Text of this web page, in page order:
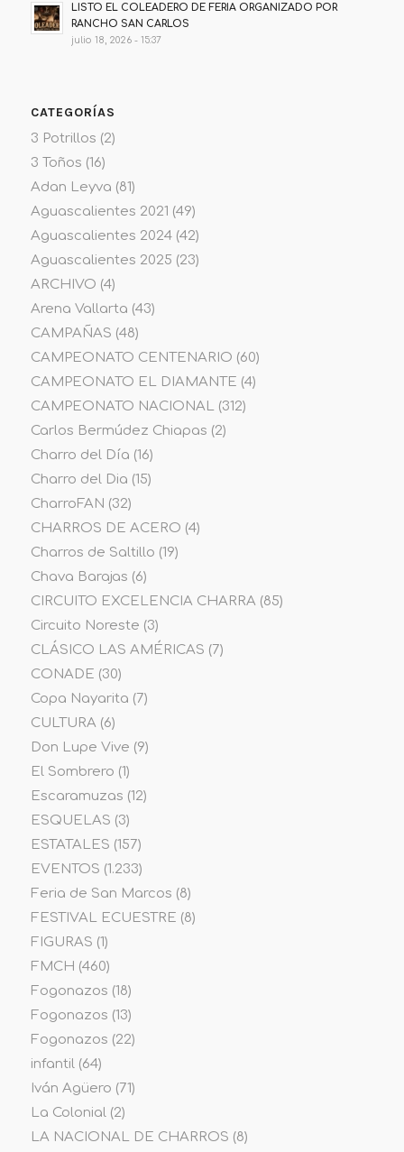
LISTO EL COLEADERO DE FERIA ORGANIZADO POR
RANCHO SAN CARLOS
julio 18, 2026 - 15:37
CATEGORÍAS
3 Potrillos (2)
3 Toños (16)
Adan Leyva (81)
Aguascalientes 2021 (49)
Aguascalientes 2024(42)
Aguascalientes 2025 (23)
ARCHIVO (4)
Arena Vallarta (43)
CAMPAÑAS (48)
CAMPEONATO CENTENARIO (60)
CAMPEONATO EL DIAMANTE (4)
CAMPEONATO NACIONAL(312)
Carlos Bermúdez Chiapas (2)
Charro del Día (16)
Charro del Dia (15)
CharroFAN (32)
CHARROS DE ACERO (4)
Charros de Saltillo (19)
Chava Barajas (6)
CIRCUITO EXCELENCIA CHARRA(85)
Circuito Noreste (3)
CLÁSICO LAS AMÉRICAS (7)
CONADE (30)
Copa Nayarita (7)
CULTURA(6)
Don Lupe Vive (9)
El Sombrero (1)
Escaramuzas (12)
ESQUELAS (3)
ESTATALES (157)
EVENTOS (1.233)
Feria de San Marcos (8)
FESTIVAL ECUESTRE (8)
FIGURAS (1)
FMCH (460)
Fogonazos (18)
Fogonazos (13)
Fogonazos (22)
infantil(64)
Iván Agüero (71)
La Colonial(2)
LA NACIONAL DE CHARROS (8)